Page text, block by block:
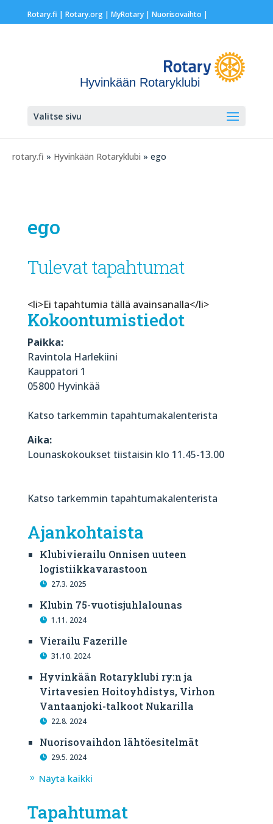
Rotary.fi | Rotary.org| MyRotary | Nuorisovaihto |
Hyvinkään Rotaryklubi
Valitse sivu
rotary.fi » Hyvinkään Rotaryklubi » ego
ego
Tulevat tapahtumat
<li>Ei tapahtumia tällä avainsanalla</li>
Kokoontumistiedot
Paikka:
Ravintola Harlekiini
Kauppatori 1
05800 Hyvinkää
Katso tarkemmin tapahtumakalenterista
Aika:
Lounaskokoukset tiistaisin klo 11.45-13.00
Katso tarkemmin tapahtumakalenterista
Ajankohtaista
Klubivierailu Onnisen uuteen
logistiikkavarastoon
27.3. 2025
Klubin 75-vuotisjuhlalounas
1.11. 2024
Vierailu Fazerille
31.10. 2024
Hyvinkään Rotaryklubi ry:n ja
Virtavesien Hoitoyhdistys, Virhon
Vantaanjoki-talkoot Nukarilla
22.8. 2024
Nuorisovaihdon lähtöesitelmät
29.5. 2024
Näytä kaikki
Tapahtumat